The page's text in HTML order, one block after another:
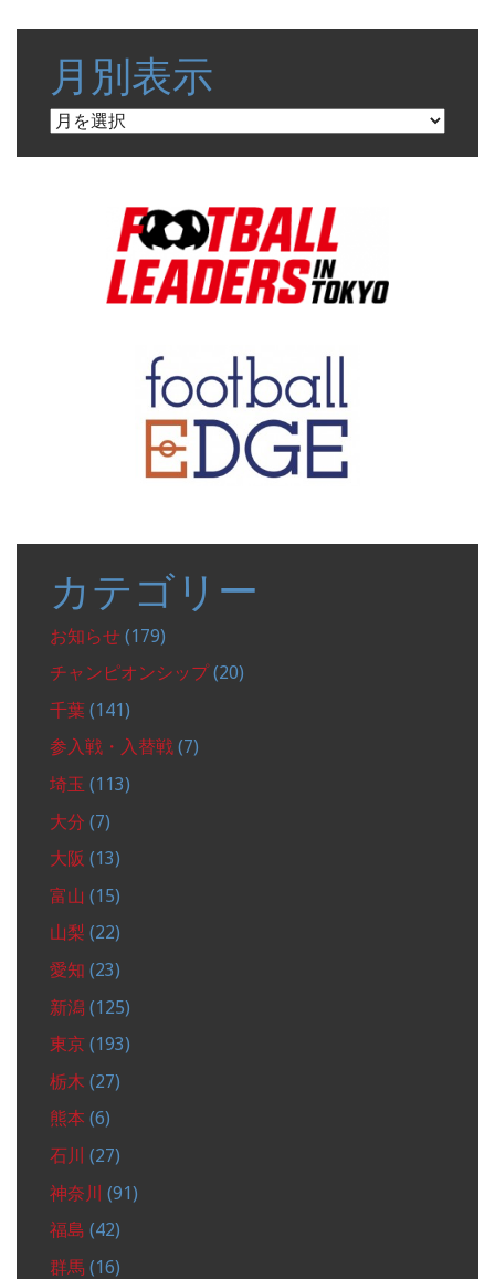
月別表示
月
カテゴリー
お知らせ (179)
チャンピオンシップ(20)
千葉 (141)
参入戦・入替戦 (7)
埼玉 (113)
大分 (7)
大阪 (13)
富山 (15)
山梨 (22)
愛知 (23)
新潟 (125)
東京 (193)
栃木 (27)
熊本 (6)
石川 (27)
神奈川 (91)
福島 (42)
群馬 (16)